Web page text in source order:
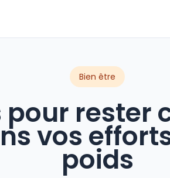
Bien être
pour rester
vos
poids